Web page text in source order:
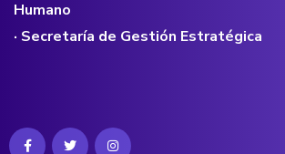
Humano
· Secretaría de Gestión Estratégica